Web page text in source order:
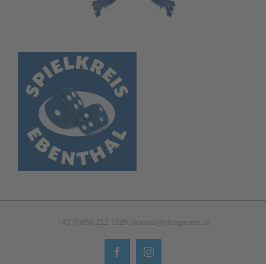
+43 (0)650 212 1529 thomas@hivegames.at
FacebookInstagram